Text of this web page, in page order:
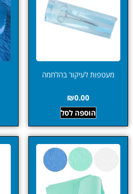
מעטפות לעיקור בהלחמה
₪0.00
הוספה לסל